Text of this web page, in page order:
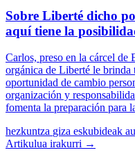
Sobre Liberté dicho
aquí tiene la
Carlos, preso en la cárcel de
orgánica de Liberté le
oportunidad de cambio
organización y
fomenta la preparación para
hezkuntza giza eskubideak
Artikulua irakurri →